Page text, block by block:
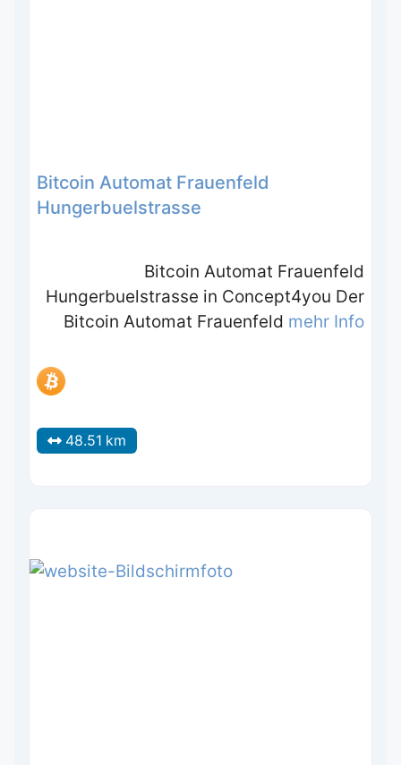
Bitcoin Automat Frauenfeld
Hungerbuelstrasse
Bitcoin Automat Frauenfeld
Hungerbuelstrasse in Concept4you Der
Bitcoin Automat Frauenfeld mehr Info
48.51 km